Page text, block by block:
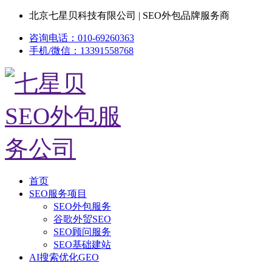
北京七星贝科技有限公司 | SEO外包品牌服务商
咨询电话：010-69260363
手机/微信：13391558768
首页
SEO服务项目
SEO外包服务
谷歌外贸SEO
SEO顾问服务
SEO基础建站
AI搜索优化GEO